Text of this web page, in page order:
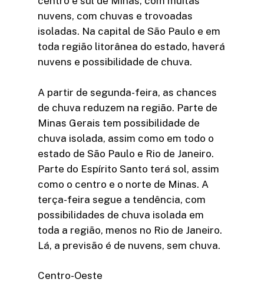
nuvens, com chuvas e trovoadas
isoladas. Na capital de São Paulo e em
toda região litorânea do estado, haverá
nuvens e possibilidade de chuva.
A partir de segunda-feira, as chances
de chuva reduzem na região. Parte de
Minas Gerais tem possibilidade de
chuva isolada, assim como em todo o
estado de São Paulo e Rio de Janeiro.
Parte do Espírito Santo terá sol, assim
como o centro e o norte de Minas. A
terça-feira segue a tendência, com
possibilidades de chuva isolada em
toda a região, menos no Rio de Janeiro.
Lá, a previsão é de nuvens, sem chuva.
Centro-Oeste